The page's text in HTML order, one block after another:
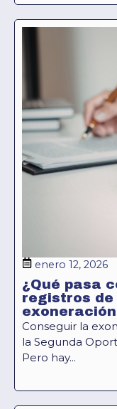
enero 12, 2026
¿Qué pasa
registros
Conseguir la
la Segunda
Pero hay...